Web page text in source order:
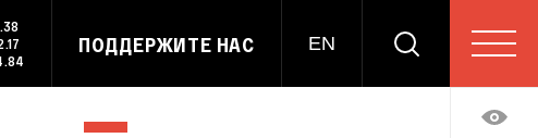
ПОДДЕРЖИТЕ НАС EN